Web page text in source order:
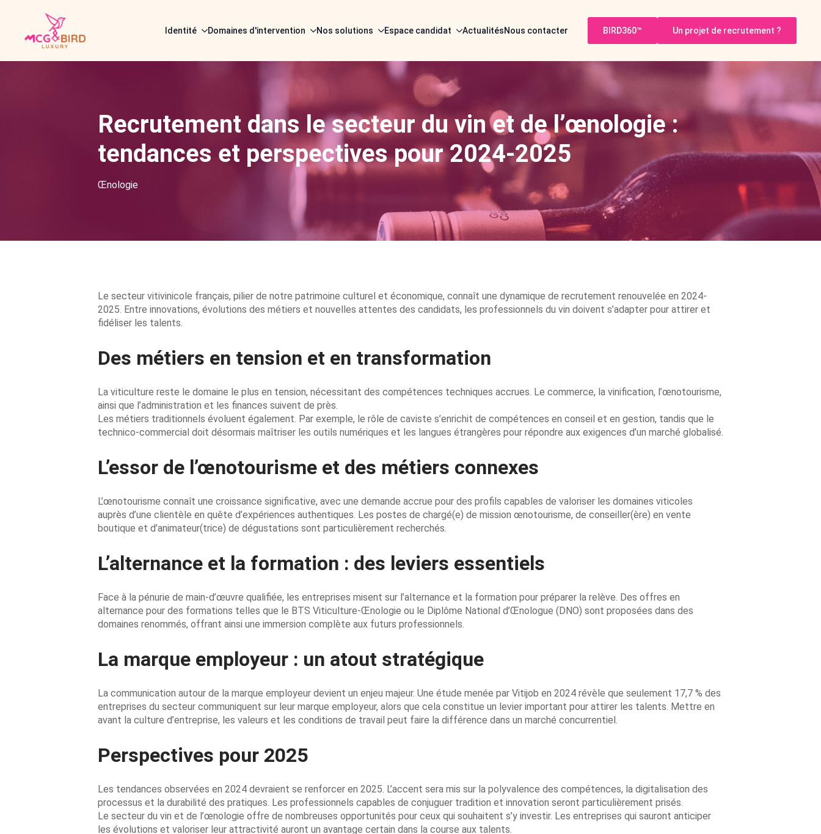
Identité Domaines d'intervention Nos solutions Espace candidat ActualitésNous contacter BIRD360™ Un projet de recrutement ?
Recrutement dans le secteur du vin et de l’œnologie :
tendances et perspectives pour 2024-2025
Œnologie
Le secteur vitivinicole français, pilier de notre patrimoine culturel et économique, connaît une dynamique de recrutement renouvelée en 2024-
2025. Entre innovations, évolutions des métiers et nouvelles attentes des candidats, les professionnels du vin doivent s’adapter pour attirer et
fidéliser les talents.
Des métiers en tension et en transformation
La viticulture reste le domaine le plus en tension, nécessitant des compétences techniques accrues. Le commerce, la vinification, l’œnotourisme,
ainsi que l’administration et les finances suivent de près.
Les métiers traditionnels évoluent également. Par exemple, le rôle de caviste s’enrichit de compétences en conseil et en gestion, tandis que le
technico-commercial doit désormais maîtriser les outils numériques et les langues étrangères pour répondre aux exigences d’un marché globalisé.
L’essor de l’œnotourisme et des métiers connexes
L’œnotourisme connaît une croissance significative, avec une demande accrue pour des profils capables de valoriser les domaines viticoles
auprès d’une clientèle en quête d’expériences authentiques. Les postes de chargé(e) de mission œnotourisme, de conseiller(ère) en vente
boutique et d’animateur(trice) de dégustations sont particulièrement recherchés.
L’alternance et la formation : des leviers essentiels
Face à la pénurie de main-d’œuvre qualifiée, les entreprises misent sur l’alternance et la formation pour préparer la relève. Des offres en
alternance pour des formations telles que le BTS Viticulture-Œnologie ou le Diplôme National d’Œnologue (DNO) sont proposées dans des
domaines renommés, offrant ainsi une immersion complète aux futurs professionnels.
La marque employeur : un atout stratégique
La communication autour de la marque employeur devient un enjeu majeur. Une étude menée par Vitijob en 2024 révèle que seulement 17,7 % des
entreprises du secteur communiquent sur leur marque employeur, alors que cela constitue un levier important pour attirer les talents. Mettre en
avant la culture d’entreprise, les valeurs et les conditions de travail peut faire la différence dans un marché concurrentiel.
Perspectives pour 2025
Les tendances observées en 2024 devraient se renforcer en 2025. L’accent sera mis sur la polyvalence des compétences, la digitalisation des
processus et la durabilité des pratiques. Les professionnels capables de conjuguer tradition et innovation seront particulièrement prisés.
Le secteur du vin et de l’œnologie offre de nombreuses opportunités pour ceux qui souhaitent s’y investir. Les entreprises qui sauront anticiper
les évolutions et valoriser leur attractivité auront un avantage certain dans la course aux talents.